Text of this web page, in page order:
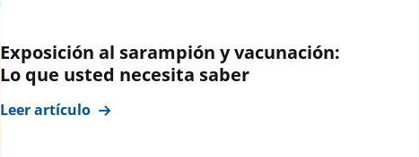
Exposición al sarampión y vacunación:
Lo que usted necesita saber
Leer artículo